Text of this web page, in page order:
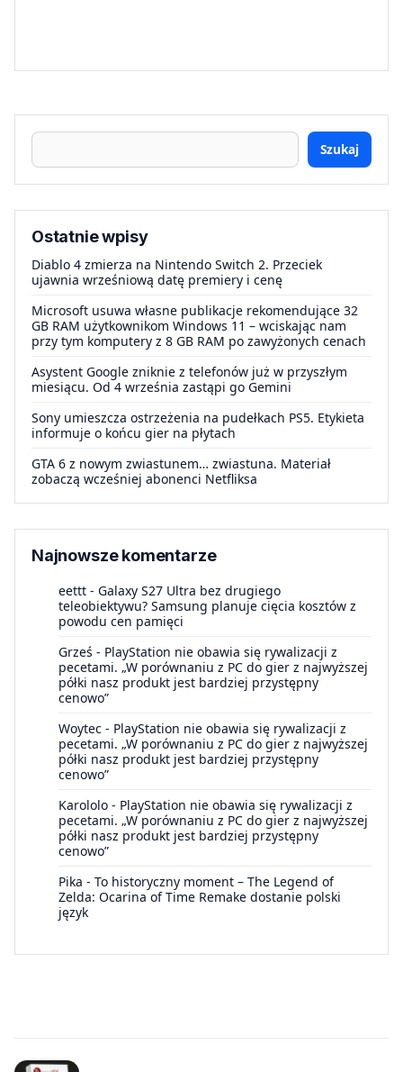
Szukaj
Ostatnie wpisy
Diablo 4 zmierza na Nintendo Switch 2. Przeciek
ujawnia wrześniową datę premiery i cenę
Microsoft usuwa własne publikacje rekomendujące 32
GB RAM użytkownikom Windows 11 – wciskając nam
przy tym komputery z 8 GB RAM po zawyżonych cenach
Asystent Google zniknie z telefonów już w przyszłym
miesiącu. Od 4 września zastąpi go Gemini
Sony umieszcza ostrzeżenia na pudełkach PS5. Etykieta
informuje o końcu gier na płytach
GTA 6 z nowym zwiastunem… zwiastuna. Materiał
zobaczą wcześniej abonenci Netfliksa
Najnowsze komentarze
eettt - Galaxy S27 Ultra bez drugiego
teleobiektywu? Samsung planuje cięcia kosztów z
powodu cen pamięci
Grześ - PlayStation nie obawia się rywalizacji z
pecetami. „W porównaniu z PC do gier z najwyższej
półki nasz produkt jest bardziej przystępny
cenowo”
Woytec - PlayStation nie obawia się rywalizacji z
pecetami. „W porównaniu z PC do gier z najwyższej
półki nasz produkt jest bardziej przystępny
cenowo”
Karololo - PlayStation nie obawia się rywalizacji z
pecetami. „W porównaniu z PC do gier z najwyższej
półki nasz produkt jest bardziej przystępny
cenowo”
Pika - To historyczny moment – The Legend of
Zelda: Ocarina of Time Remake dostanie polski
język